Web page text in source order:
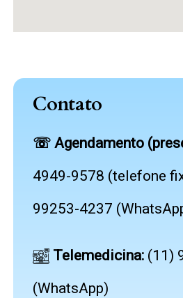
Contato
☏ Agendamento
4949-9578 (telefone
99253-4237
Telemedicina: (11)
(WhatsApp)